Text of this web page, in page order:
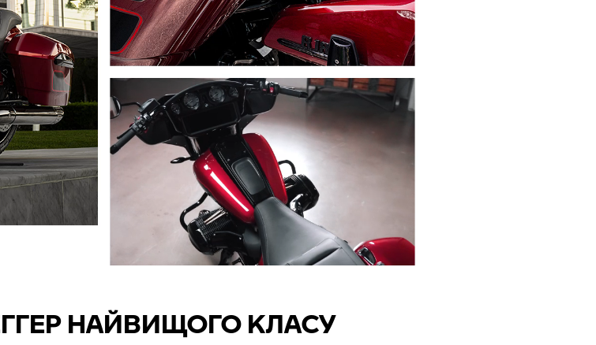
НАЙВИЩОГО КЛАСУ